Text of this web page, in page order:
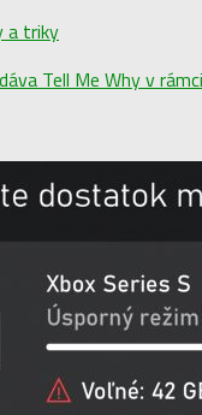
a triky
Tell Me Why v